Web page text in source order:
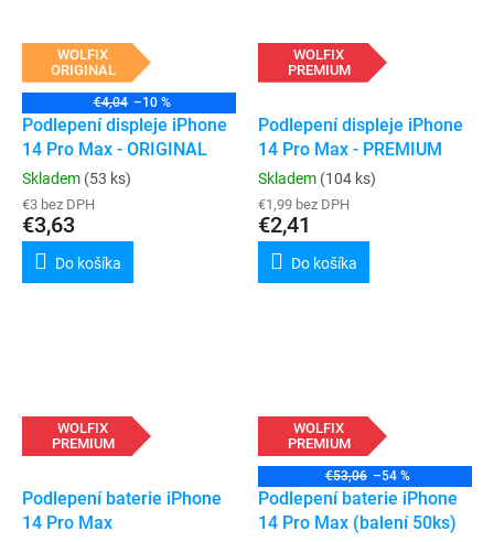
WOLFIX
ORIGINAL
€4,04 –10 %
Podlepení displeje iPhone
14 Pro Max - ORIGINAL
Skladem (53 ks)
€3 bez DPH
€3,63
Do košíka
WOLFIX
PREMIUM
Podlepení displeje iPhone
14 Pro Max - PREMIUM
Skladem (104 ks)
€1,99 bez DPH
€2,41
Do košíka
WOLFIX
PREMIUM
Podlepení baterie iPhone
14 Pro Max
WOLFIX
PREMIUM
€53,06 –54 %
Podlepení baterie iPhone
14 Pro Max (balení 50ks)